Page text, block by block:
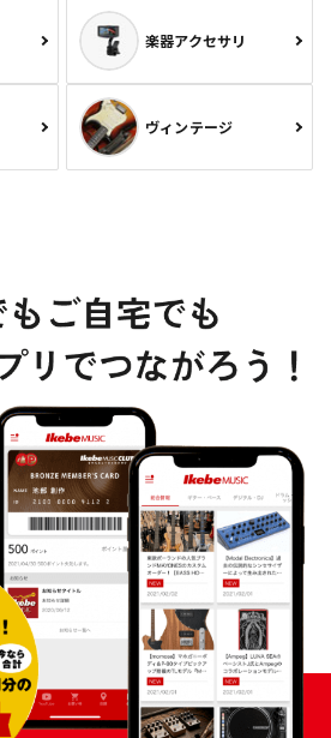
楽器アクセサリ
ヴィンテージ